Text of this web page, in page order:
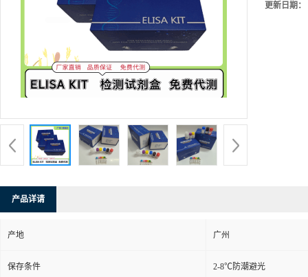
更新日期：
产品详请
产地 广州
保存条件 2-8℃防潮避光